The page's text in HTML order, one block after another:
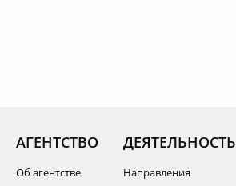
АГЕНТСТВО
Об агентстве
ДЕЯТЕЛЬНОСТЬ
Направления